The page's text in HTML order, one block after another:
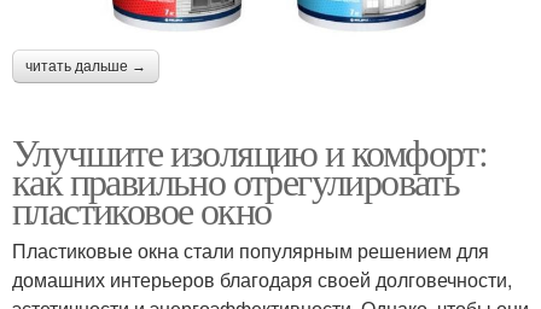
читать дальше →
Улучшите изоляцию и комфорт:
как правильно отрегулировать
пластиковое окно
Пластиковые окна стали популярным решением для
домашних интерьеров благодаря своей долговечности,